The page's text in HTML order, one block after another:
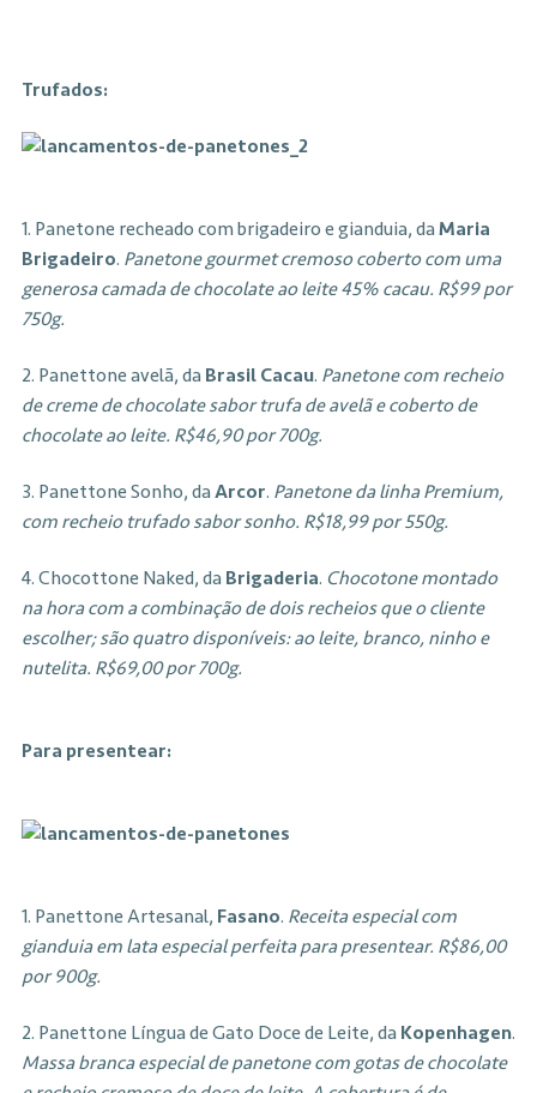
Trufados:
1. Panetone recheado com brigadeiro e gianduia, da Maria
Brigadeiro. Panetone gourmet cremoso coberto com uma
generosa camada de chocolate ao leite 45% cacau. R$99 por
750g.
2. Panettone avelã, da Brasil Cacau. Panetone com recheio
de creme de chocolate sabor trufa de avelã e coberto de
chocolate ao leite. R$46,90 por 700g.
3. Panettone Sonho, da Arcor. Panetone da linha Premium,
com recheio trufado sabor sonho. R$18,99 por 550g.
4. Chocottone Naked, da Brigaderia. Chocotone montado
na hora com a combinação de dois recheios que o cliente
escolher; são quatro disponíveis: ao leite, branco, ninho e
nutelita. R$69,00 por 700g.
Para presentear:
1. Panettone Artesanal, Fasano. Receita especial com
gianduia em lata especial perfeita para presentear. R$86,00
por 900g.
2. Panettone Língua de Gato Doce de Leite, da Kopenhagen.
Massa branca especial de panetone com gotas de chocolate